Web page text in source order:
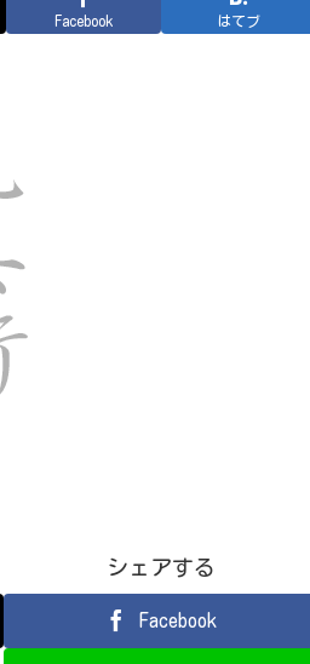
Facebook はてブ
シェアする
Facebook